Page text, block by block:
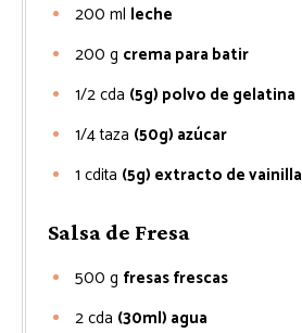
200 ml leche
200 g crema para batir
1/2cda (5g) polvo de gelatina
1/4taza (50g) azúcar
1 cdita (5g) extracto de vainilla
Salsa de Fresa
500 g fresas frescas
2cda (30ml) agua